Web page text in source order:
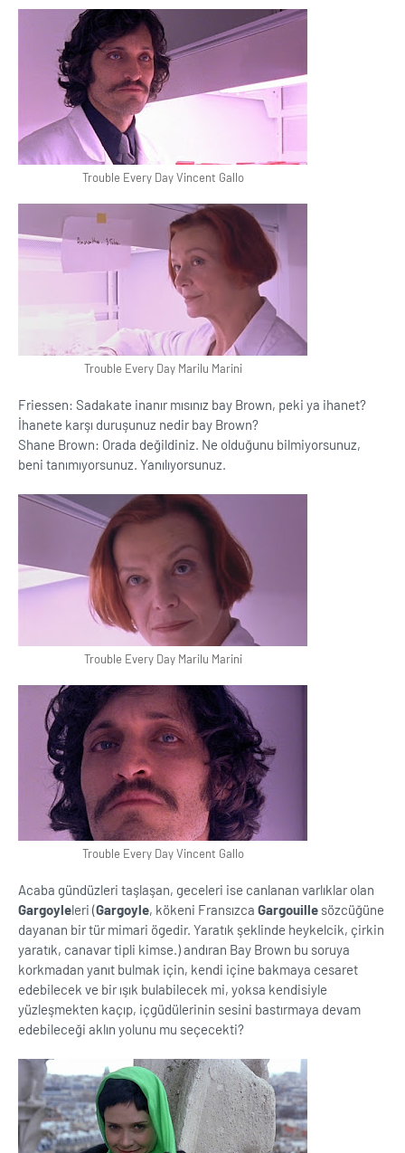
Trouble Every Day Vincent Gallo
Trouble Every Day Marilu Marini
Friessen: Sadakate inanır mısınız bay Brown, peki ya ihanet?
İhanete karşı duruşunuz nedir bay Brown?
Shane Brown: Orada değildiniz. Ne olduğunu bilmiyorsunuz,
beni tanımıyorsunuz. Yanılıyorsunuz.
Trouble Every Day Marilu Marini
Trouble Every Day Vincent Gallo
Acaba gündüzleri taşlaşan, geceleri ise canlanan varlıklar olan
Gargoyleleri (Gargoyle, kökeni Fransızca Gargouille sözcüğüne
dayanan bir tür mimari ögedir. Yaratık şeklinde heykelcik, çirkin
yaratık, canavar tipli kimse.) andıran Bay Brown bu soruya
korkmadan yanıt bulmak için, kendi içine bakmaya cesaret
edebilecek ve bir ışık bulabilecek mi, yoksa kendisiyle
yüzleşmekten kaçıp, içgüdülerinin sesini bastırmaya devam
edebileceği aklın yolunu mu seçecekti?